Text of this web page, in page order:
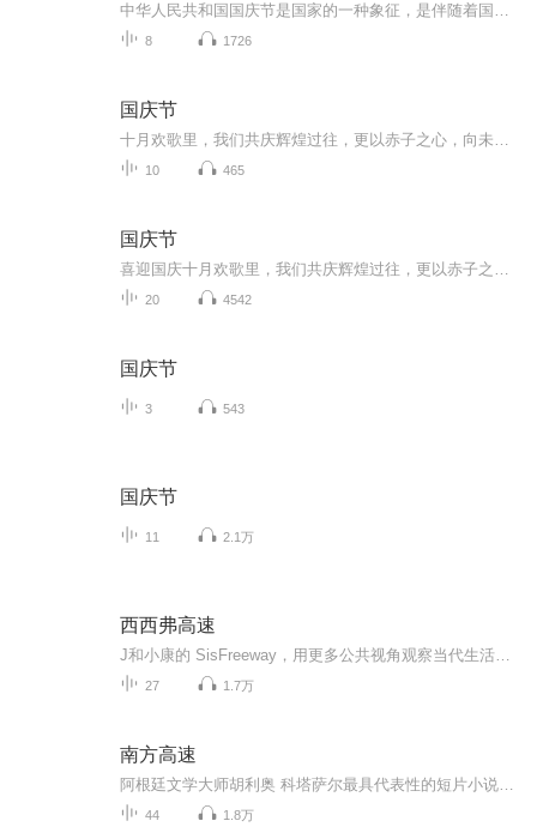
8 1726
国庆节
10 465
国庆节
20 4542
国庆节
3 543
国庆节
11 2.1万
西西弗高速
27 1.7万
南方高速
44 1.8万